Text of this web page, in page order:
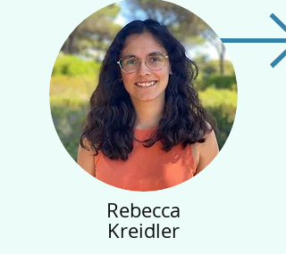
Rebecca
Kreidler